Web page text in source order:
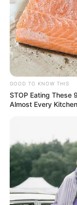
aumentar a
doação de
se um número
Secretaria
reforça o apelo à
de sangue doada
A necessidade
contínua. As
GOOD TO KNOW THIS
STOP Eating These
Almost Every Kitchen